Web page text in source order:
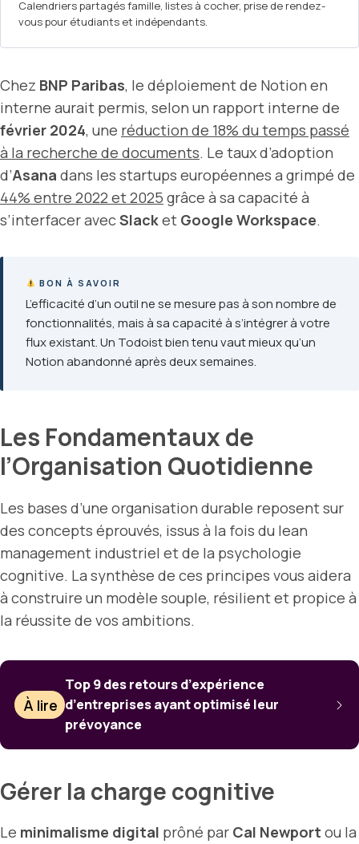
Calendriers partagés famille, listes à cocher, prise de rendez-
vous pour étudiants et indépendants.
Chez BNP Paribas, le déploiement de Notion en
interne aurait permis, selon un rapport interne de
février 2024, une réduction de 18% du temps passé
à la recherche de documents. Le taux d’adoption
d’Asana dans les startups européennes a grimpé de
44% entre 2022 et 2025 grâce à sa capacité à
s’interfacer avecSlacket Google Workspace.
BON À SAVOIR
L’efficacité d’un outil ne se mesure pas à son nombre de
fonctionnalités, mais à sa capacité à s’intégrer à votre
flux existant. Un Todoist bien tenu vaut mieux qu’un
Notion abandonné après deux semaines.
Les Fondamentaux de
l’Organisation Quotidienne
Les bases d’une organisation durable reposent sur
des concepts éprouvés, issus à la fois du lean
management industriel et de la psychologie
cognitive. La synthèse de ces principes vous aidera
à construire un modèle souple, résilient et propice à
la réussite de vos ambitions.
À lire
Top 9 des retours d’expérience
d’entreprises ayant optimisé leur
prévoyance
Gérer la charge cognitive
Le minimalisme digital prôné par Cal Newport ou la